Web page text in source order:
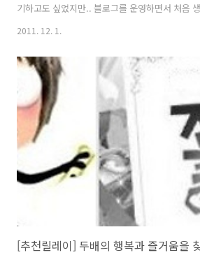
기하고도 싶었지만.. 블로그를 운영하면서 처음
았어도.. 많은 것을 배우고 또 많은 분들과 소통하
심을 가져주신 분들께 이번 티스토리 사진공모전
씀을 전하며 참여를 해볼려구요.. 정말 .. 진짜루..
사합니다 여러분".. 항상 티스토리에서 진행하는
는데.. 이번 공모전에서도 많은 티스토리 블로거
상하다.. 슬쩍 참여를... -봄맞이 일광욕- 어느 따
2011. 12. 1.